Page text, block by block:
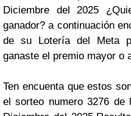
Diciembre del 2025
ganador? a continuación
de su Lotería del Meta
ganaste el premio mayor o
Ten encuenta que estos
el sorteo numero 3276